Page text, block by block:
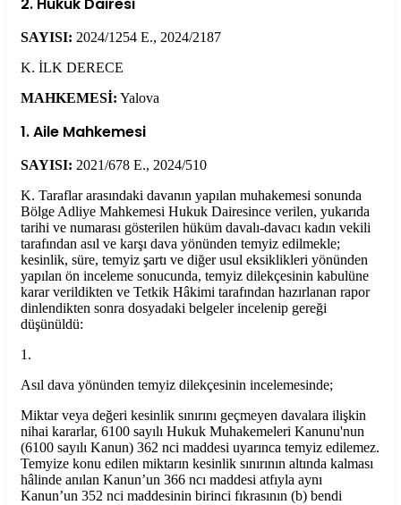
2. Hukuk Dairesi
SAYISI: 2024/1254 E., 2024/2187
K. İLK DERECE
MAHKEMESİ: Yalova
1. Aile Mahkemesi
SAYISI: 2021/678 E., 2024/510
K. Taraflar arasındaki davanın yapılan muhakemesi sonunda
Bölge Adliye Mahkemesi Hukuk Dairesince verilen, yukarıda
tarihi ve numarası gösterilen hüküm davalı-davacı kadın vekili
tarafından asıl ve karşı dava yönünden temyiz edilmekle;
kesinlik, süre, temyiz şartı ve diğer usul eksiklikleri yönünden
yapılan ön inceleme sonucunda, temyiz dilekçesinin kabulüne
karar verildikten ve Tetkik Hâkimi tarafından hazırlanan rapor
dinlendikten sonra dosyadaki belgeler incelenip gereği
düşünüldü:
1.
Asıl dava yönünden temyiz dilekçesinin incelemesinde;
Miktar veya değeri kesinlik sınırını geçmeyen davalara ilişkin
nihai kararlar, 6100 sayılı Hukuk Muhakemeleri Kanunu'nun
(6100 sayılı Kanun) 362 nci maddesi uyarınca temyiz edilemez.
Temyize konu edilen miktarın kesinlik sınırının altında kalması
hâlinde anılan Kanun’un 366 ncı maddesi atfıyla aynı
Kanun’un 352 nci maddesinin birinci fıkrasının (b) bendi